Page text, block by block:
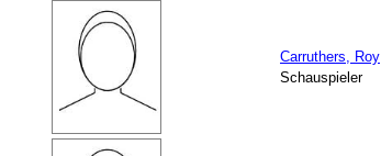
Carruthers, Roy
Schauspieler